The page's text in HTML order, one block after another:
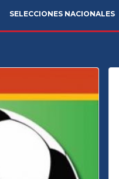
SELECCIONES NACIONALES